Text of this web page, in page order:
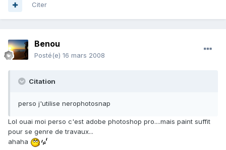
Citer
Benou
Posté(e) 16 mars 2008
Citation
perso j'utilise nerophotosnap
Lol ouai moi perso c'est adobe photoshop pro....mais paint suffit
pour se genre de travaux...
ahaha